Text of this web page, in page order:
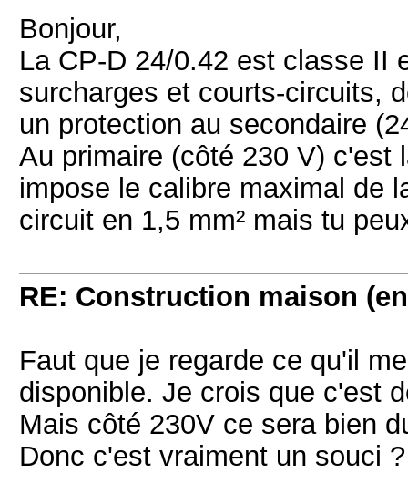
Bonjour,
La CP-D 24/0.42 est classe II
surcharges et courts-circuits,
un protection au secondaire
Au primaire (côté 230 V) c'est
impose le calibre maximal de
circuit en 1,5 mm² mais tu
RE: Construction maison
Faut que je regarde ce qu'il
disponible. Je crois que c'est
Mais côté 230V ce sera bien
Donc c'est vraiment un souci ?